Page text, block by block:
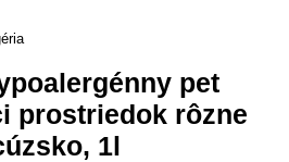
pet
prostriedok rôzne
1l